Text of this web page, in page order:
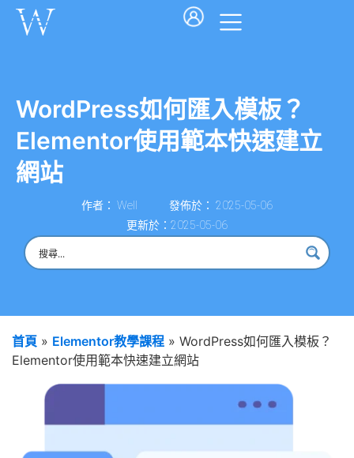
WordPress如何匯入模板？
Elementor使用範本快速建立
網站
作者： Well 發佈於： 2025-05-06
更新於：2025-05-06
首頁 » Elementor教學課程 » WordPress如何匯入模板？
Elementor使用範本快速建立網站